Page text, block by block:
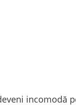
incomodă